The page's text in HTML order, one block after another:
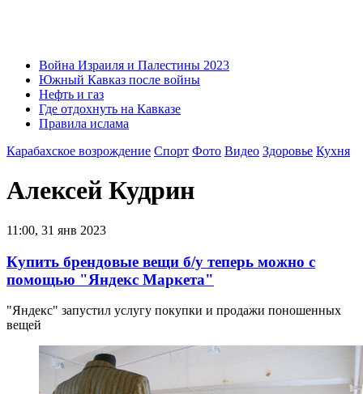
Война Израиля и Палестины 2023
Южный Кавказ после войны
Нефть и газ
Где отдохнуть на Кавказе
Правила ислама
Карабахское возрождение Спорт Фото Видео Здоровье Кухня
Алексей Кудрин
11:00, 31 янв 2023
Купить брендовые вещи б/у теперь можно с
помощью "Яндекс Маркета"
"Яндекс" запустил услугу покупки и продажи поношенных
вещей